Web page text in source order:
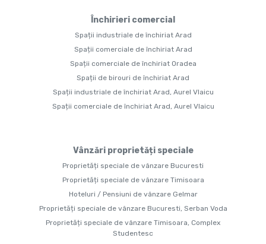
Închirieri comercial
Spații industriale de închiriat Arad
Spații comerciale de închiriat Arad
Spații comerciale de închiriat Oradea
Spații de birouri de închiriat Arad
Spații industriale de închiriat Arad, Aurel Vlaicu
Spații comerciale de închiriat Arad, Aurel Vlaicu
Vânzări proprietăți speciale
Proprietăți speciale de vânzare Bucuresti
Proprietăți speciale de vânzare Timisoara
Hoteluri / Pensiuni de vânzare Gelmar
Proprietăți speciale de vânzare Bucuresti, Serban Voda
Proprietăți speciale de vânzare Timisoara, Complex
Studentesc